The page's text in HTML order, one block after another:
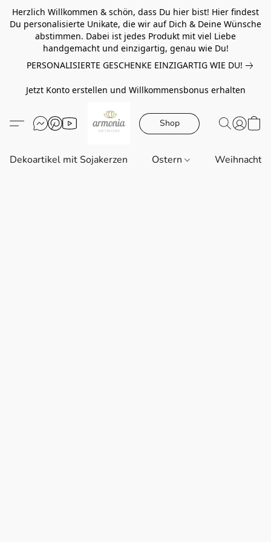
Herzlich Willkommen & schön, dass Du hier bist! Hier findest
Du personalisierte Unikate, die wir auf Dich & Deine Wünsche
abstimmen. Dabei ist jedes Produkt mit viel Liebe
handgemacht und einzigartig, genau wie Du!
PERSONALISIERTE GESCHENKE EINZIGARTIG WIE DU!
Jetzt Konto erstellen und Willkommensbonus erhalten
Shop
Dekoartikel mit Sojakerzen Ostern